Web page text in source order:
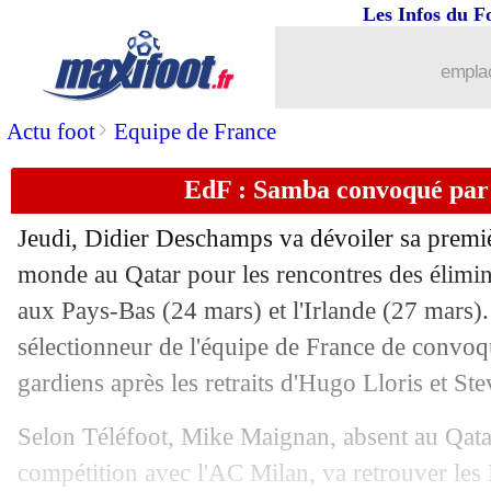
Actu foot> Equipe de France
Les Infos du
EdF : Samba convoqué
Jeudi, Didier Deschamps va dévoiler sa
monde au Qatar pour les rencontres des
aux Pays-Bas (24 mars) et l'Irlande (27
sélectionneur de l'équipe de France de
gardiens après les retraits d'Hugo Lloris et
Selon Téléfoot, Mike Maignan, absent au
compétition avec l'AC Milan, va retrouver
: le filet troué de
12/03 L1: Monaco-Reims, les compos
12/03 PSG: 300 passes décisives pour Messi
: une délivrance pour Openda
12/03 Lorient: Gourcuff prévient Le Bris
12/03 L1: le triplé d'Openda dans l'histoire !
12/03 L1: Clermont 0-4 Lens (fini)
12/03 Arsenal : le Real, Arteta esquive